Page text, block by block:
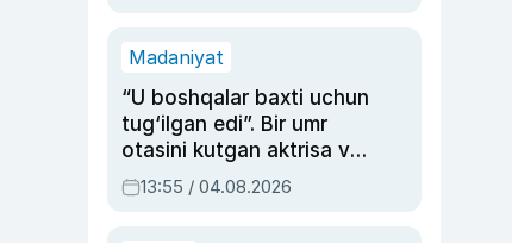
Madaniyat
“U boshqalar baxti uchun
tug‘ilgan edi”. Bir umr
otasini kutgan aktrisa va
dublyaj ustasi Rimma
Ahmedovaning
13:55 / 04.08.2026